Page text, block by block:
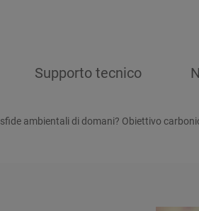
Supporto tecnico
ambientali di domani? Obiettivo